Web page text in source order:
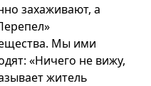
захаживают, а
Мы ими
«Ничего не вижу,
житель